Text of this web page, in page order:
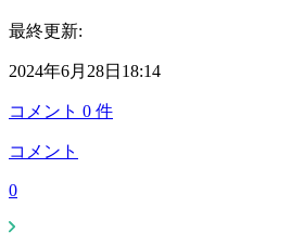
最終更新:
2024年6月28日18:14
コメント 0 件
コメント
0